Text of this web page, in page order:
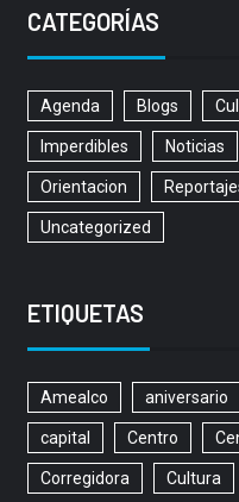
CATEGORÍAS
Agenda Blogs
Imperdibles Noticias
Orientacion
Uncategorized
ETIQUETAS
Amealco aniversario
capital Centro
Corregidora Cultura